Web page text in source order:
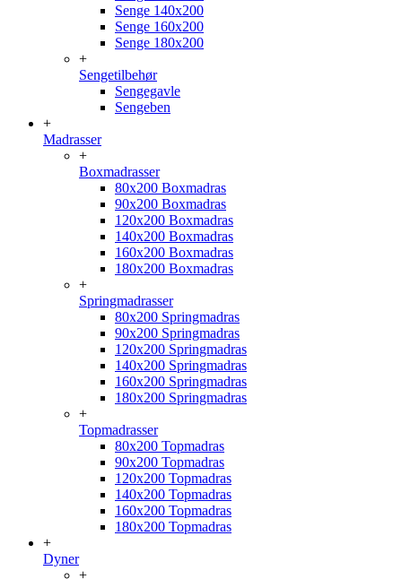
Senge 140x200
Senge 160x200
Senge 180x200
+
Sengetilbehør
Sengegavle
Sengeben
+
Madrasser
+
Boxmadrasser
80x200 Boxmadras
90x200 Boxmadras
120x200 Boxmadras
140x200 Boxmadras
160x200 Boxmadras
180x200 Boxmadras
+
Springmadrasser
80x200 Springmadras
90x200 Springmadras
120x200 Springmadras
140x200 Springmadras
160x200 Springmadras
180x200 Springmadras
+
Topmadrasser
80x200 Topmadras
90x200 Topmadras
120x200 Topmadras
140x200 Topmadras
160x200 Topmadras
180x200 Topmadras
+
Dyner
+